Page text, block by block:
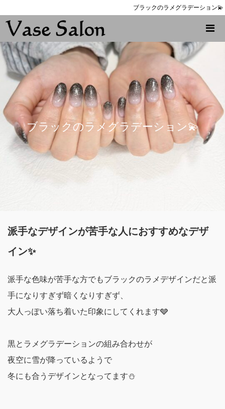
ブラックのラメグラデーション💫
ブラックのラメグラデーション💫
派手なデザインが苦手な人におすすめなデザ
イン✨
派手な色味が苦手な方でもブラックのラメデザインだと派
手になりすぎず暗くなりすぎず、
大人っぽい落ち着いた印象にしてくれます🩶
黒とラメグラデーションの組み合わせが
夜空に雪が降っているようで
冬にも合うデザインとなってます⛄️